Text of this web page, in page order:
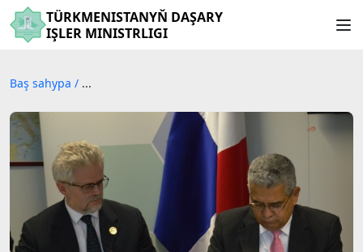
TÜRKMENISTANYŇ DAŞARY
IŞLER MINISTRLIGI
Baş sahypa / ...